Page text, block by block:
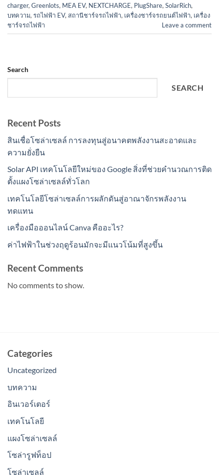
charger, Greenlots, MEA EV, NEXTCHARGE, PlugShare, SolarRich,
บทความ, รถไฟฟ้า EV, สถานีชาร์จรถไฟฟ้า, เครื่องชาร์จรถยนต์ไฟฟ้า, เครื่อง
ชาร์จรถไฟฟ้า
Leave a comment
Search
SEARCH
Recent Posts
สินเชื่อโซล่าเซลล์ การลงทุนสู่อนาคตพลังงานสะอาดและ
ความยั่งยืน
Solar API เทคโนโลยีใหม่ของ Google สิ่งที่ช่วยคำนวณการติด
ตั้งแผงโซล่าเซลล์ทั่วโลก
เทคโนโลยีโซล่าเซลล์การผลักดันสู่อาณาจักรพลังงาน
ทดแทน
เครื่องมือออนไลน์ Canva คืออะไร?
ค่าไฟฟ้าในช่วงฤดูร้อนมักจะมีแนวโน้มที่สูงขึ้น
Recent Comments
No comments to show.
Categories
Uncategorized
บทความ
อินเวอร์เตอร์
เทคโนโลยี
แผงโซล่าเซลล์
โซล่ารูฟท็อป
โซล่าเซลล์